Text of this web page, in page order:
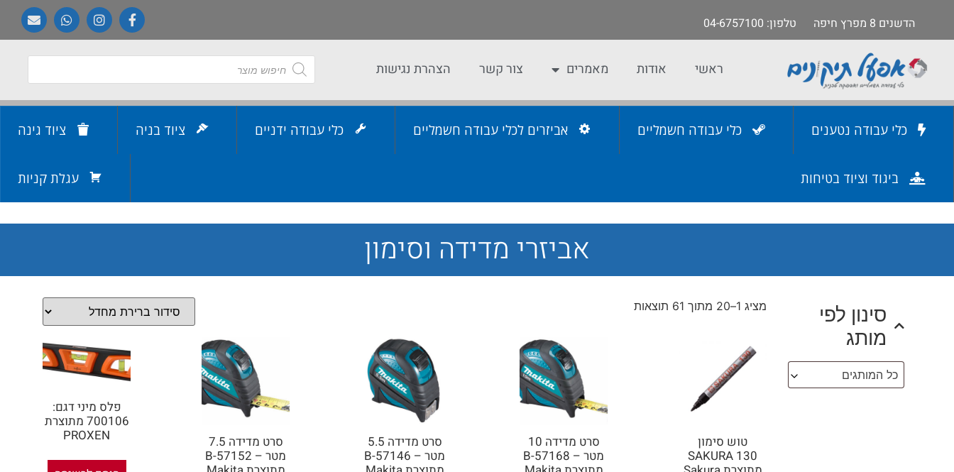
הדשנים 8 מפרץ חיפה טלפון: 04-6757100
ראשי אודות מאמרים צור קשר הצהרת נגישות
כלי עבודה נטענים כלי עבודה חשמליים אביזרים לכלי עבודה חשמליים כלי עבודה ידניים ציוד בניה ציוד גינה
ביגוד וציוד בטיחות עגלת קניות
אביזרי מדידה וסימון
סינון לפי
מותג
כל המותגים
מציג 1–20 מתוך 61 תוצאות
טוש סימון
SAKURA 130
סרט מדידה 10
מטר – B-57168
סרט מדידה 5.5
מטר – B-57146
סרט מדידה 7.5
מטר – B-57152
פלס מיני דגם:
700106 מתוצרת
PROXEN